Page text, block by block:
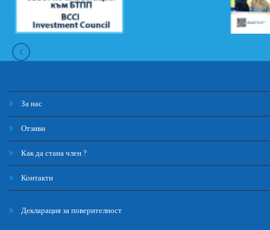
За нас
Отзиви
Как да стана член ?
Контакти
Декларация за поверителност